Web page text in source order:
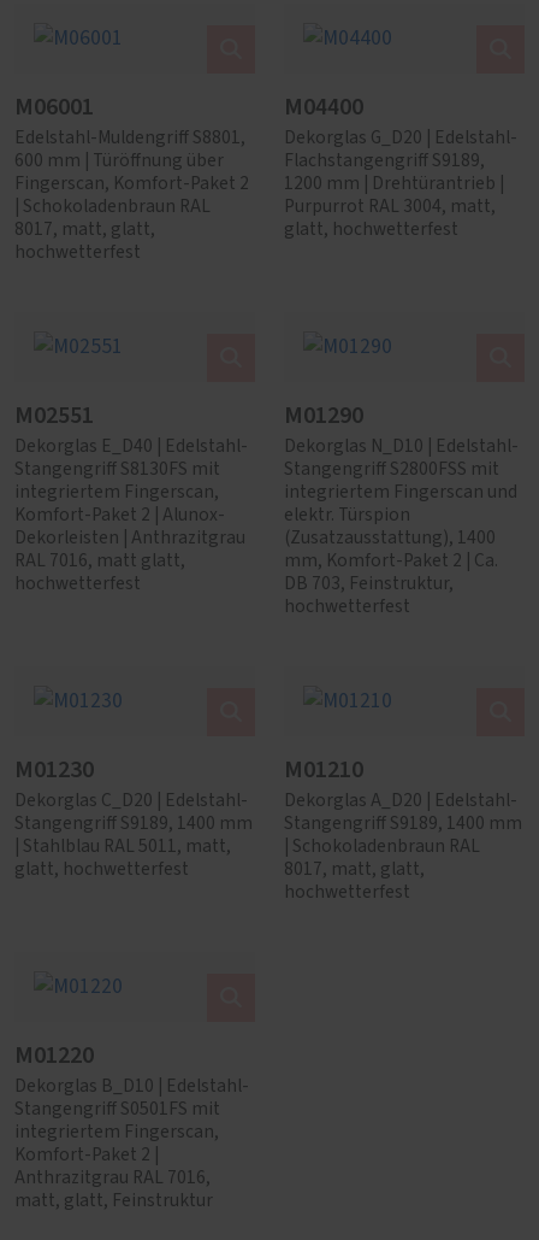
M06001
Edelstahl-Muldengriff S8801,
600 mm | Türöffnung über
Fingerscan, Komfort-Paket 2
| Schokoladenbraun RAL
8017, matt, glatt,
hochwetterfest
M04400
Dekorglas G_D20 | Edelstahl-
Flachstangengriff S9189,
1200 mm | Drehtürantrieb |
Purpurrot RAL 3004, matt,
glatt, hochwetterfest
M02551
Dekorglas E_D40 | Edelstahl-
Stangengriff S8130FS mit
integriertem Fingerscan,
Komfort-Paket 2 | Alunox-
Dekorleisten | Anthrazitgrau
RAL 7016, matt glatt,
hochwetterfest
M01290
Dekorglas N_D10 | Edelstahl-
Stangengriff S2800FSS mit
integriertem Fingerscan und
elektr. Türspion
(Zusatzausstattung), 1400
mm, Komfort-Paket 2 | Ca.
DB 703, Feinstruktur,
hochwetterfest
M01230
Dekorglas C_D20 | Edelstahl-
Stangengriff S9189, 1400 mm
| Stahlblau RAL 5011, matt,
glatt, hochwetterfest
M01210
Dekorglas A_D20 | Edelstahl-
Stangengriff S9189, 1400 mm
| Schokoladenbraun RAL
8017, matt, glatt,
hochwetterfest
M01220
Dekorglas B_D10 | Edelstahl-
Stangengriff S0501FS mit
integriertem Fingerscan,
Komfort-Paket 2 |
Anthrazitgrau RAL 7016,
matt, glatt, Feinstruktur